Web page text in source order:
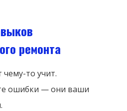
ремонта
то учит.
ошибки — они ваши